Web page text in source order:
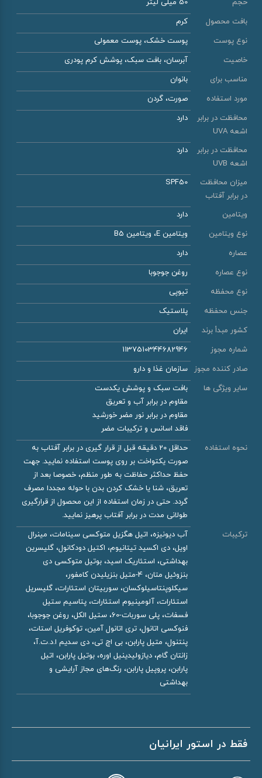
حجم
50 میلی لیتر
بافت محصول
کرم
نوع پوست
پوست خشک، پوست معمولی
خاصیت
آبرسان، بافت سبک، پوشش کرم پودری
مناسب برای
بانوان
مورد استفاده
صورت، گردن
محافظت در برابر
اشعه UVA
دارد
محافظت در برابر
اشعه UVB
دارد
میزان محافظت
در برابر آفتاب
SPF50
ویتامین
دارد
نوع ویتامین
ویتامین E، ویتامین B5
عصاره
دارد
نوع عصاره
روغن جوجوبا
نوع محفظه
تیوپی
جنس محفظه
پلاستیک
کشور مبدأ برند
ایران
شماره مجوز
1137510344682946
صادر کننده مجوز
سازمان غذا و دارو
سایر ویژگی ها
بافت سبک و پوشش یکدست
مقاوم در برابر آب و تعریق
مقاوم در برابر نور مضر خورشید
فاقد اسانس و ترکیبات مضر
نحوه استفاده
حداقل 20 دقیقه قبل از قرار گیری در برابر آفتاب به
صورت یکتواخت بر روی پوست استفاده نمایید. جهت
حفظ حداکثر حفاظت به طور منظم، خصوصا بعد از
تعریق، شنا یا خشک کردن بدن با حوله مجددا مصرف
گردد. حتی در زمان استفاده از این محصول از قرارگیری
طولانی مدت در برابر آفتاب پرهیز نمایید.
ترکیبات
آب دیونیزه، اتیل هگزیل متوکسی سینامات، مینرال
اویل، دی اکسید تیتانیوم، اکتیل دودکانول، گلیسرین
بهداشتی، استئاریک اسید، بوتیل متوکسی دی
بنزوئیل متان، 4-متیل بنزیلیدن کامفور،
سیکلوپنتاسیلوکسان، سوربیتان استئارات، گلیسریل
استئارات، آلومینیوم استئارات، پتاسیم ستیل
فسفات، پلی سوربات-60، ستیل الکل، روغن جوجوبا،
فنوکسی اتانول، تری اتانول آمین، توکوفریل استات،
پنتنول، متیل پارابن، بی اچ تی، دی سدیم ا.د.ت.آ،
زانتان گام، دیازولیدینیل اوره، بوتیل پارابن، اتیل
پارابن، پروپیل پارابن، رنگ‌های مجاز آرایشی و
بهداشتی
فقط در استور ایرانیان